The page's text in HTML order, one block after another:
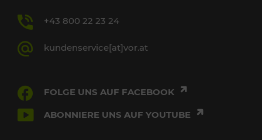
+43 800 22 23 24
kundenservice[at]vor.at
FOLGE UNS AUF FACEBOOK
ABONNIERE UNS AUF YOUTUBE